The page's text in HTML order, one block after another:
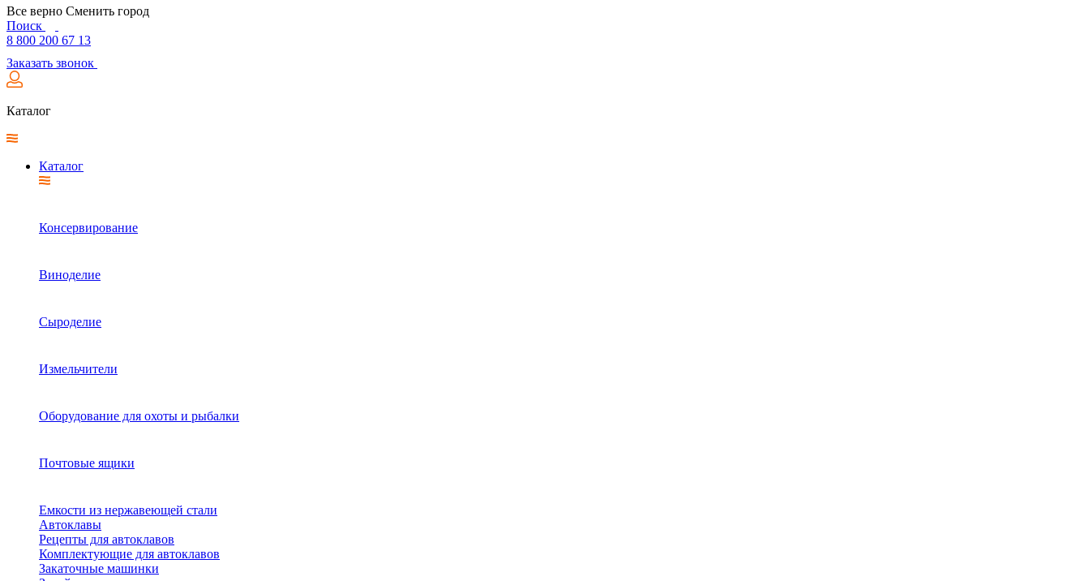
Все верно Сменить город
Поиск
8 800 200 67 13
Заказать звонок
Каталог
Каталог
Консервирование
Виноделие
Сыроделие
Измельчители
Оборудование для охоты и рыбалки
Почтовые ящики
Емкости из нержавеющей стали
Автоклавы
Рецепты для автоклавов
Комплектующие для автоклавов
Закаточные машинки